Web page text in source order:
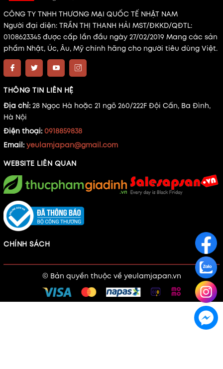
CÔNG TY TNHH THƯƠNG MẠI QUỐC TẾ NHẬT NAM
Người đại diện: TRẦN THỊ THANH HẢI MST/ĐKKD/QĐTL:
0108623345 được cấp lần đầu ngày 27/02/2019 Mang các sản
phẩm Nhật, Úc, Âu, Mỹ chính hãng cho người tiêu dùng Việt.
THÔNG TIN LIÊN HỆ
Địa chỉ: 28 Ngọc Hà hoặc 21 ngõ 260/222F Đội Cấn, Ba Đình,
Hà Nội
Điện thoại: 0918859838
Email: yeulamjapan@gmail.com
WEBSITE LIÊN QUAN
CHÍNH SÁCH
© Bản quyền thuộc về yeulamjapan.vn